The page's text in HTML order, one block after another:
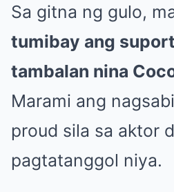
Sa gitna ng gulo,
tumibay ang
tambalan nina
Marami ang
proud sila sa aktor
pagtatanggol niya.